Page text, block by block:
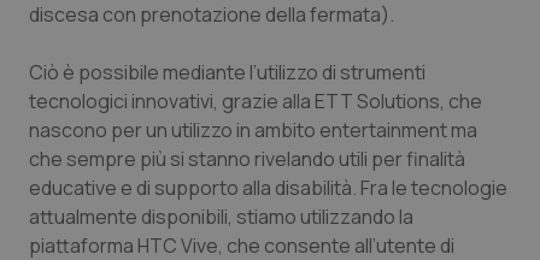
discesa con prenotazione della fermata).
Ciò è possibile mediante l’utilizzo di strumenti
tecnologici innovativi, grazie alla ETT Solutions, che
nascono per un utilizzo in ambito entertainment ma
che sempre più si stanno rivelando utili per finalità
educative e di supporto alla disabilità. Fra le tecnologie
attualmente disponibili, stiamo utilizzando la
piattaforma HTC Vive, che consente all’utente di